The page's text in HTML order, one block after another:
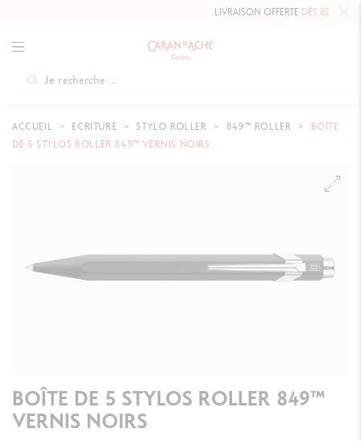
LIVRAISON OFFERTEDÈS 80 CHF.
ACCUEIL ECRITURE STYLO ROLLER 849™ ROLLER
BOÎTE
DE 5 STYLOS ROLLER 849™ VERNIS NOIRS
BOÎTE DE 5 STYLOS ROLLER 849™
VERNIS NOIRS